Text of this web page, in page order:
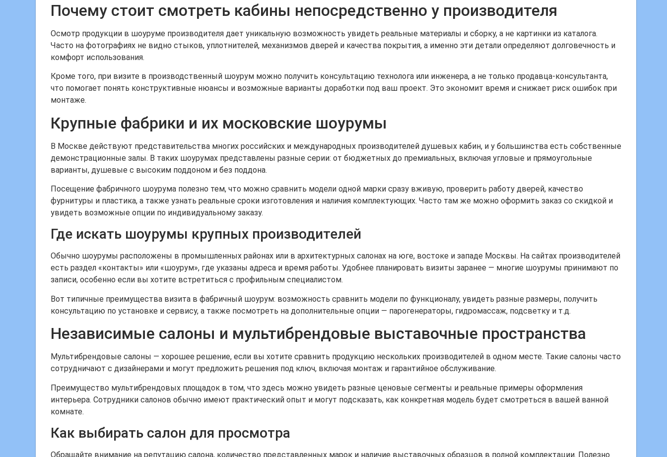
Почему стоит смотреть кабины непосредственно у производителя
Осмотр продукции в шоуруме производителя дает уникальную возможность увидеть реальные материалы и сборку, а не картинки из каталога.
Часто на фотографиях не видно стыков, уплотнителей, механизмов дверей и качества покрытия, а именно эти детали определяют долговечность и
комфорт использования.
Кроме того, при визите в производственный шоурум можно получить консультацию технолога или инженера, а не только продавца-консультанта,
что помогает понять конструктивные нюансы и возможные варианты доработки под ваш проект. Это экономит время и снижает риск ошибок при
монтаже.
Крупные фабрики и их московские шоурумы
В Москве действуют представительства многих российских и международных производителей душевых кабин, и у большинства есть собственные
демонстрационные залы. В таких шоурумах представлены разные серии: от бюджетных до премиальных, включая угловые и прямоугольные
варианты, душевые с высоким поддоном и без поддона.
Посещение фабричного шоурума полезно тем, что можно сравнить модели одной марки сразу вживую, проверить работу дверей, качество
фурнитуры и пластика, а также узнать реальные сроки изготовления и наличия комплектующих. Часто там же можно оформить заказ со скидкой и
увидеть возможные опции по индивидуальному заказу.
Где искать шоурумы крупных производителей
Обычно шоурумы расположены в промышленных районах или в архитектурных салонах на юге, востоке и западе Москвы. На сайтах производителей
есть раздел «контакты» или «шоурум», где указаны адреса и время работы. Удобнее планировать визиты заранее — многие шоурумы принимают по
записи, особенно если вы хотите встретиться с профильным специалистом.
Вот типичные преимущества визита в фабричный шоурум: возможность сравнить модели по функционалу, увидеть разные размеры, получить
консультацию по установке и сервису, а также посмотреть на дополнительные опции — парогенераторы, гидромассаж, подсветку и т.д.
Независимые салоны и мультибрендовые выставочные пространства
Мультибрендовые салоны — хорошее решение, если вы хотите сравнить продукцию нескольких производителей в одном месте. Такие салоны часто
сотрудничают с дизайнерами и могут предложить решения под ключ, включая монтаж и гарантийное обслуживание.
Преимущество мультибрендовых площадок в том, что здесь можно увидеть разные ценовые сегменты и реальные примеры оформления
интерьера. Сотрудники салонов обычно имеют практический опыт и могут подсказать, как конкретная модель будет смотреться в вашей ванной
комнате.
Как выбирать салон для просмотра
Обращайте внимание на репутацию салона, количество представленных марок и наличие выставочных образцов в полной комплектации. Полезно